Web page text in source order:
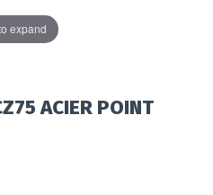
expand
ACIER POINT